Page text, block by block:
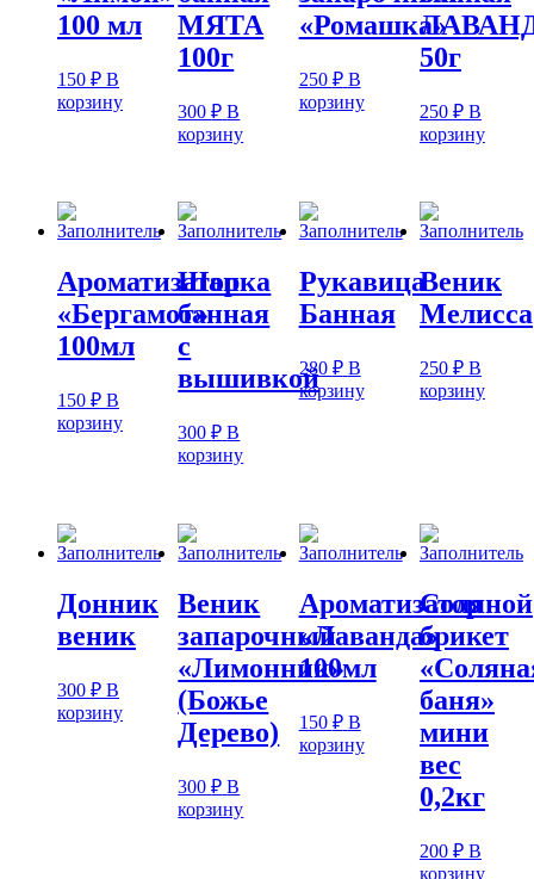
100 мл
150 ₽ В
корзину
МЯТА
100г
300₽ В
корзину
«Ромашка»
250 ₽ В
корзину
50г
250 ₽ В
корзину
Ароматизатор
«Бергамот»
100мл
150 ₽ В
корзину
Шапка
банная
с
вышивкой
300₽ В
корзину
Рукавица
Банная
280 ₽ В
корзину
Веник
Мелисса
250 ₽ В
корзину
Донник
веник
300 ₽ В
корзину
Веник
запарочный
«Лимонник»
(Божье
Дерево)
300₽ В
корзину
Ароматизатор
«Лаванда»
100мл
150 ₽ В
корзину
Соляной
брикет
баня»
мини
вес
0,2кг
200 ₽ В
корзину